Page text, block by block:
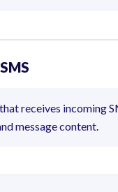
receives incoming
message content.